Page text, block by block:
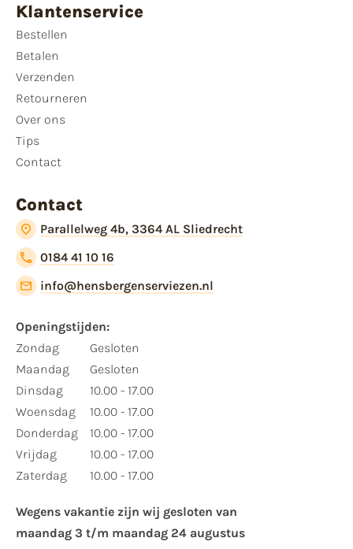
Klantenservice
Bestellen
Betalen
Verzenden
Retourneren
Over ons
Tips
Contact
Contact
Parallelweg 4b, 3364 AL Sliedrecht
0184 41 10 16
info@hensbergenserviezen.nl
Openingstijden:​
​Zondag
Maandag
Dinsdag
Woensdag
Donderdag
Vrijdag
Zaterdag
Gesloten
Gesloten
10.00 - 17.00
10.00 - 17.00
10.00 - 17.00
10.00 - 17.00
10.00 - 17.00
Wegens vakantie zijn wij gesloten van ​
maandag 3 t/m maandag 24 augustus